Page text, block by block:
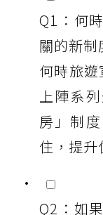
Q1：何
關的新制
何時旅
上陣系
房」制
住，提升
Q2：如